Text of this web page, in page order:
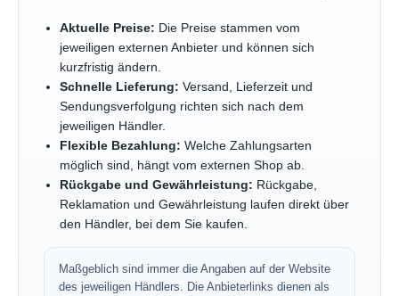
Aktuelle Preise: Die Preise stammen vom
jeweiligen externen Anbieter und können sich
kurzfristig ändern.
Schnelle Lieferung: Versand, Lieferzeit und
Sendungsverfolgung richten sich nach dem
jeweiligen Händler.
Flexible Bezahlung: Welche Zahlungsarten
möglich sind, hängt vom externen Shop ab.
Rückgabe und Gewährleistung: Rückgabe,
Reklamation und Gewährleistung laufen direkt über
den Händler, bei dem Sie kaufen.
Maßgeblich sind immer die Angaben auf der Website
des jeweiligen Händlers. Die Anbieterlinks dienen als